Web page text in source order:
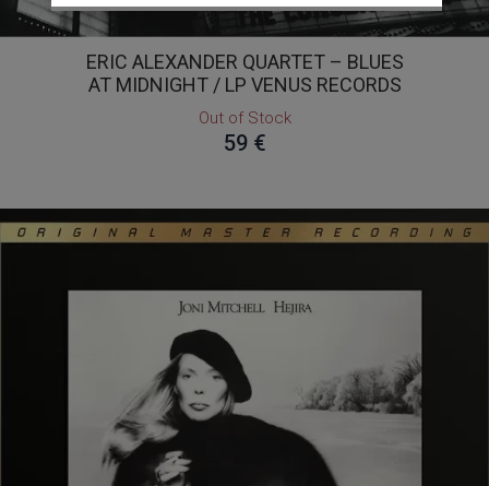
ERIC ALEXANDER QUARTET – BLUES
AT MIDNIGHT / LP VENUS RECORDS
Out of Stock
59 €